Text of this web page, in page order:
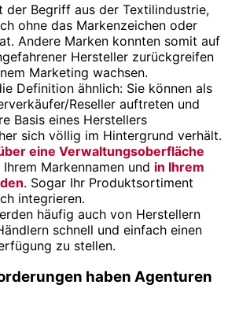
der Begriff aus der Textilindustrie,
ohne das Markenzeichen oder
Andere Marken konnten somit auf
Hersteller zurückgreifen
Marketing wachsen.
Definition ähnlich: Sie können als
Reseller auftreten und
Basis eines Herstellers
sich völlig im Hintergrund verhält.
eine Verwaltungsoberfläche
Ihrem Markennamen und in Ihrem
. Sogar Ihr Produktsortiment
integrieren.
häufig auch von Herstellern
schnell und einfach einen
zu stellen.
haben Agenturen